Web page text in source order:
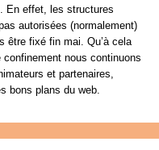
En effet, les structures
autorisées (normalement)
être fixé fin mai. Qu’à cela
nous continuons
et partenaires,
bons plans du web.